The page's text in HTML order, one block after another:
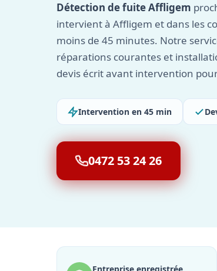
Détection de fuite Affligem
intervient à Affligem et dans les
moins de 45 minutes. Notre
réparations courantes et
devis écrit avant intervention
Intervention en 45 min
0472 53 24 26